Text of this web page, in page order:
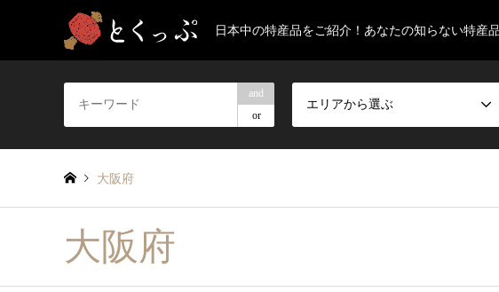
日本中の特産品をご紹介！あなたの知らない特産
and
or
エリアから選ぶ
大阪府
大阪府